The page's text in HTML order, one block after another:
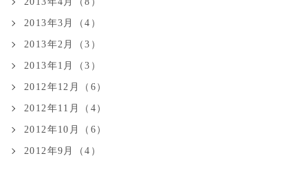
2013年3月（4）
2013年2月（3）
2013年1月（3）
2012年12月（6）
2012年11月（4）
2012年10月（6）
2012年9月（4）